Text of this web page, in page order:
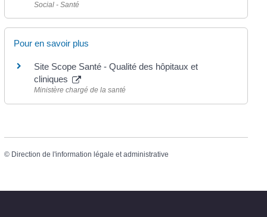
Social - Santé
Pour en savoir plus
Site Scope Santé - Qualité des hôpitaux et
cliniques
Ministère chargé de la santé
© Direction de l'information légale et administrative